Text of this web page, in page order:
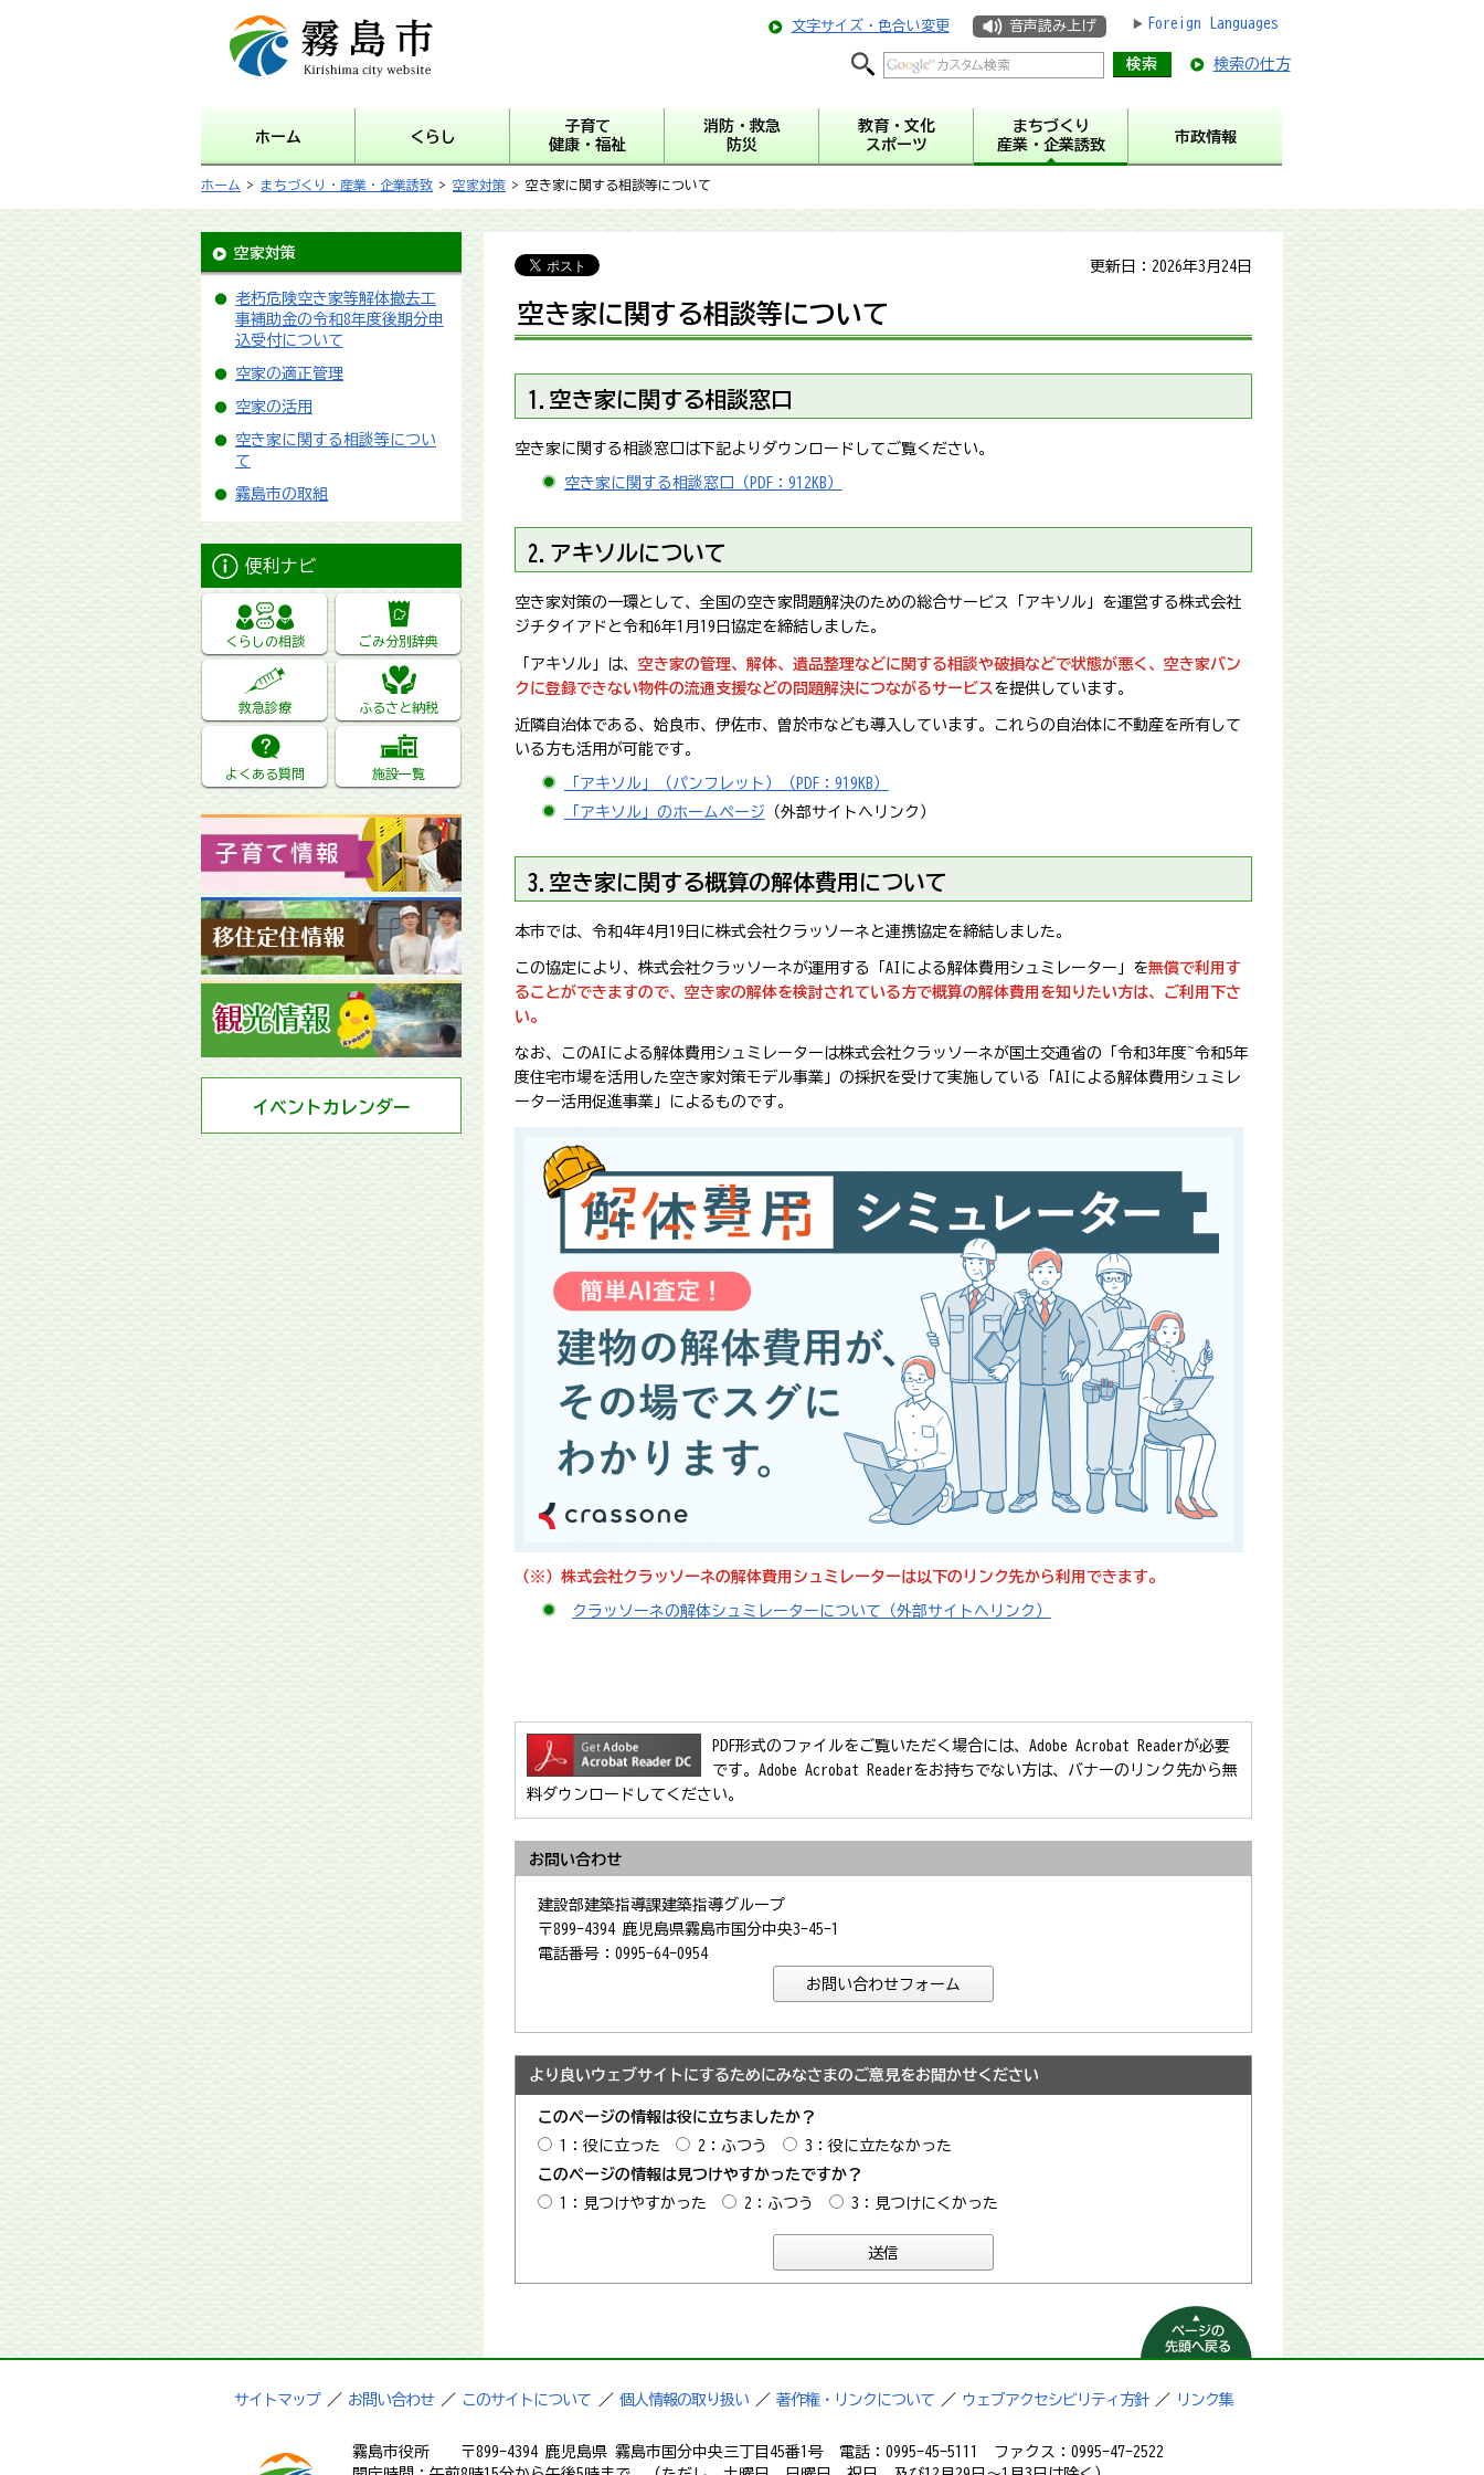
霧島市 Kirishima city
website
文字サイズ・色合い変更 音声読み上げ Foreign Languages
検索の仕方
ホーム くらし
子育て
健康・福祉
消防・救急
防災
教育・文化
スポーツ
まちづくり
産業・企業誘致
市政情報
ホーム > まちづくり・産業・企業誘致 > 空家対策 > 空き家に関する相談等について
空家対策
老朽危険空き家等解体撤去工
事補助金の令和8年度後期分申
込受付について
空家の適正管理
空家の活用
空き家に関する相談等につい
て
霧島市の取組
便利ナビ
くらしの相談 ごみ分別辞典
救急診療 ふるさと納税
よくある質問 施設一覧
イベントカレンダー
更新日：2026年3月24日
空き家に関する相談等について
1.空き家に関する相談窓口
空き家に関する相談窓口は下記よりダウンロードしてご覧ください。
空き家に関する相談窓口（PDF：912KB）
2.アキソルについて
空き家対策の一環として、全国の空き家問題解決のための総合サービス「アキソル」を運営する株式会社
ジチタイアドと令和6年1月19日協定を締結しました。
「アキソル」は、 空き家の管理、解体、遺品整理などに関する相談や破損などで状態が悪く、空き家バン
クに登録できない物件の流通支援などの問題解決につながるサービス を提供しています。
近隣自治体である、姶良市、伊佐市、曽於市なども導入しています。これらの自治体に不動産を所有して
いる方も活用が可能です。
「アキソル」（パンフレット）（PDF：919KB）
「 アキソル」のホームページ （外部サイトへリンク）
3.空き家に関する概算の解体費用について
本市では、令和4年4月19日に株式会社クラッソーネと連携協定を締結しました。
この協定により、株式会社クラッソーネが運用する「AIによる解体費用シュミレーター」を無償で利用す
ることができますので、 空き家の解体を検討されている方で概算の解体費用を知りたい方は、ご利用下さ
い。
なお、このAIによる解体費用シュミレーターは株式会社クラッソーネが国土交通省の「令和3年度~令和5年
度住宅市場を活用した空き家対策モデル事業」の採択を受けて実施している「AIによる解体費用シュミレ
ーター活用促進事業」によるものです。
（※）株式会社クラッソーネの解体費用シュミレーターは以下のリンク先から利用できます。
クラッソーネの解体シュミレーターについて（外部サイトへリンク）
PDF形式のファイルをご覧いただく場合には、Adobe Acrobat Readerが必要
です。Adobe Acrobat Readerをお持ちでない方は、バナーのリンク先から無
料ダウンロードしてください。
お問い合わせ
建設部建築指導課建築指導グループ
〒899-4394 鹿児島県霧島市国分中央3-45-1
電話番号：0995-64-0954
より良いウェブサイトにするためにみなさまのご意見をお聞かせください
このページの情報は役に立ちましたか？
1：役に立った
2：ふつう
3：役に立たなかった
このページの情報は見つけやすかったですか？
1：見つけやすかった
2：ふつう 3：見つけにくかった
ページの先頭へ
戻る
サイトマップ ／ お問い合わせ ／ このサイトについて ／ 個人情報の取り扱い ／ 著作権・リンクについて ／ ウェブアクセシビリティ方針 ／ リンク集
霧島市役所
〒899-4394 鹿児島県 霧島市国分中央三丁目45番1号 電話：0995-45-5111 ファクス：0995-47-2522